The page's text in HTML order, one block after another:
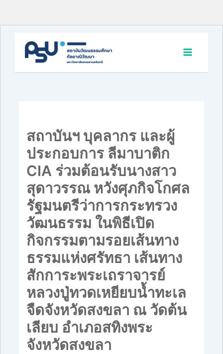
content
สถาบันฯ บุคลากร และผู้
ประกอบการ ลีมาบาติก
CIA ร่วมต้อนรับนางสาว
สุดาวรรณ หวังศุภกิจโกศล
รัฐมนตรีว่าการกระทรวง
วัฒนธรรม ในพิธีเปิด
กิจกรรมตามรอยเส้นทาง
ธรรมแห่งศรัทธา เส้นทาง
สักการะพระเถราจารย์
หลวงปู่ทวดเหยียบน้ำทะเล
จืดจังหวัดสงขลา ณ วัดต้น
เลียบ อำเภอสทิงพระ
จังหวัดสงขลา